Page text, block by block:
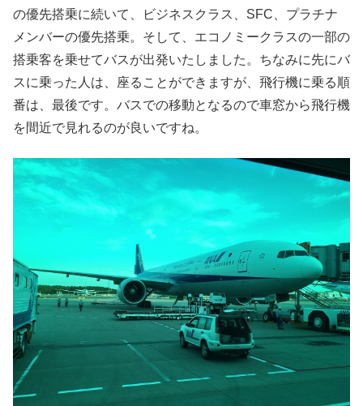
の優先搭乗に続いて、ビジネスクラス、SFC、プラチナ
メンバーの優先搭乗。そして、エコノミークラスの一部の
搭乗客を乗せてバスが出発いたしました。ちなみに先にバ
スに乗った人は、座ることができますが、飛行機に乗る順
番は、最後です。バスでの移動となるので車窓から飛行機
を間近で見れるのが良いですね。